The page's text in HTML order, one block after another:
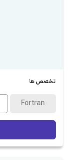
تخصص ها
Fortran